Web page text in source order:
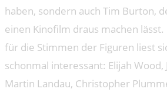
haben, sondern auch Tim Burton,
einen Kinofilm draus machen
für die Stimmen der Figuren liest
schonmal interessant: Elijah
Martin Landau, Christopher